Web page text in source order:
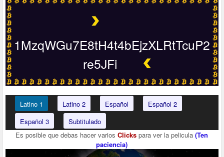
1MzqWGu7E8tH4t4bEjzXLRtTcuP2
re5JFi
Latino 1 Latino 2 Español
Español 2
Español 3
Subtitulado
Es posible que debas hacer variosClicks para ver la pelicula(Ten
paciencia)